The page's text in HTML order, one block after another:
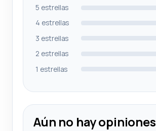
5 estrellas
4 estrellas
3 estrellas
2 estrellas
1 estrellas
Aún no hay opiniones